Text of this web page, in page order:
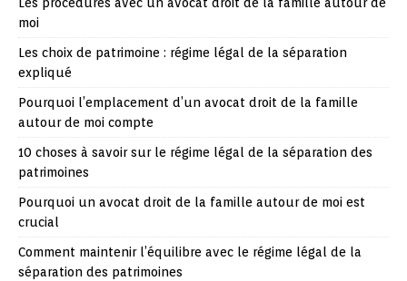
moi
Les choix de patrimoine : régime légal de la séparation
expliqué
Pourquoi l’emplacement d’un avocat droit de la famille
autour de moi compte
10 choses à savoir sur le régime légal de la séparation des
patrimoines
Pourquoi un avocat droit de la famille autour de moi est
crucial
Comment maintenir l’équilibre avec le régime légal de la
séparation des patrimoines